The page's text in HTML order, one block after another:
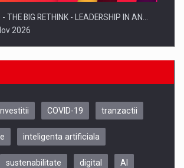
THE BIG RETHINK - LEADERSHIP IN AN…
2026
COVID-19 tranzactii
inteligenta artificiala
sustenabilitate digital AI